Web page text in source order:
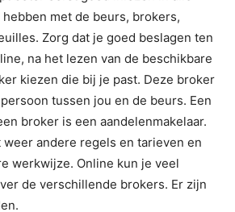
met de beurs, brokers,
Zorg dat je goed beslagen ten
na het lezen van de beschikbare
kiezen die bij je past. Deze broker
tussen jou en de beurs. Een
broker is een aandelenmakelaar.
andere regels en tarieven en
werkwijze. Online kun je veel
de verschillende brokers. Er zijn